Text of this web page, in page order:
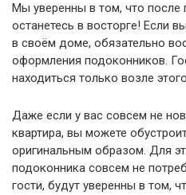
Мы уверенны в том, что после
останетесь в восторге! Если
в своём доме, обязательно
оформления подоконников.
находиться только возле
Даже если у вас совсем не
квартира, вы можете
оригинальным образом. Для
подоконника совсем не
гости, будут уверенны в том,